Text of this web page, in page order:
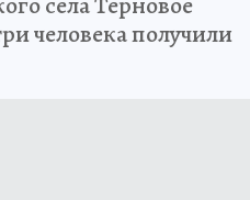
человека получили